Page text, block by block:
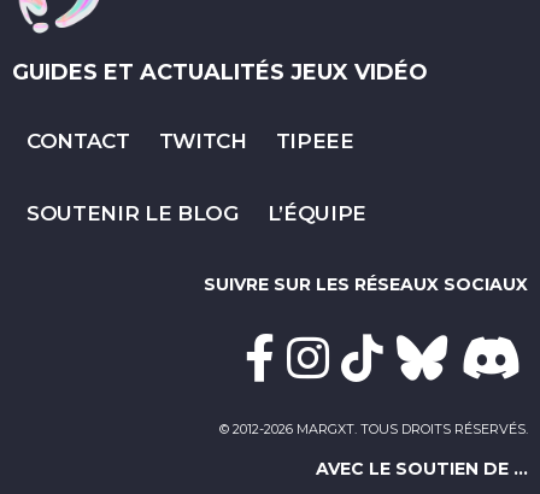
GUIDES ET ACTUALITÉS JEUX VIDÉO
CONTACT TWITCH TIPEEE
SOUTENIR LE BLOG L’ÉQUIPE
SUIVRE SUR LES RÉSEAUX SOCIAUX
© 2012-2026 MARGXT. TOUS DROITS RÉSERVÉS.
AVEC LE SOUTIEN DE ...